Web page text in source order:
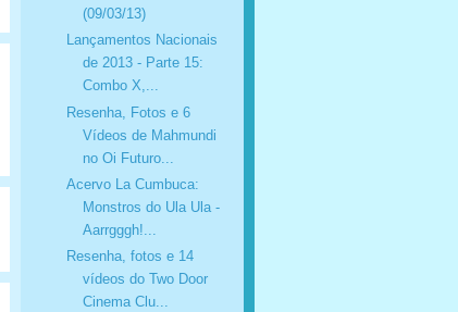
(09/03/13)
Lançamentos Nacionais
de 2013 - Parte 15:
Combo X,...
Resenha, Fotos e 6
Vídeos de Mahmundi
no Oi Futuro...
Acervo La Cumbuca:
Monstros do Ula Ula -
Aarrgggh!...
Resenha, fotos e 14
vídeos do Two Door
Cinema Clu...